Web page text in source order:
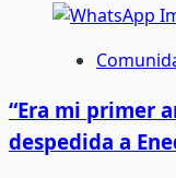
“Era mi primer
despedida a